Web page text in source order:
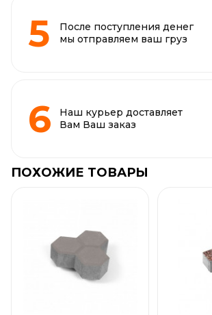
После поступления денег
мы отправляем ваш груз
Наш курьер доставляет
Вам Ваш заказ
ПОХОЖИЕ ТОВАРЫ